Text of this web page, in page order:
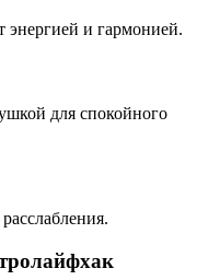
и гармонией.
для спокойного